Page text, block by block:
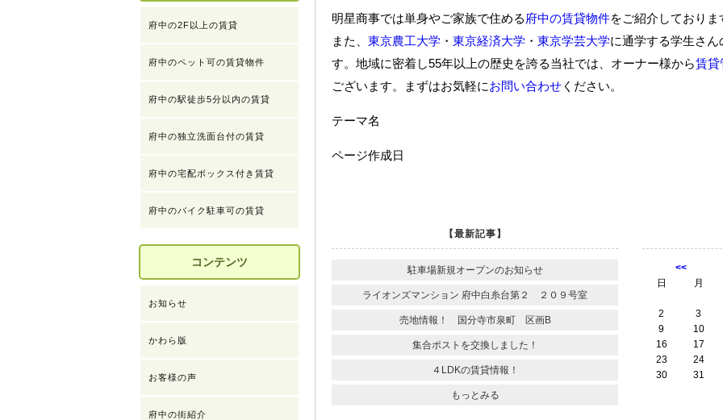
明星商事では単身やご家族で住める府中の賃貸物件をご紹介しておりま
また、 東京農工大学 ・ 東京経済大学 ・ 東京学芸大学に通学する学生さ
す。地域に密着し55年以上の歴史を誇る当社では、オーナー様から賃貸
ございます。まずはお気軽にお問い合わせ ください。
テーマ名
ページ作成日
【最新記事】
駐車場新規オープンのお知らせ
ライオンズマンション 府中白糸台第２ ２０９号室
売地情報！ 国分寺市泉町 区画B
集合ポストを交換しました！
４LDKの賃貸情報！
もっとみる
<<
日
月
2
3
9
10
16
17
23
24
30
31
府中の2F以上の賃貸
府中のペット可の賃貸物件
府中の駅徒歩5分以内の賃貸
府中の独立洗面台付の賃貸
府中の宅配ボックス付き賃貸
府中のバイク駐車可の賃貸
コンテンツ
お知らせ
かわら版
お客様の声
府中の街紹介